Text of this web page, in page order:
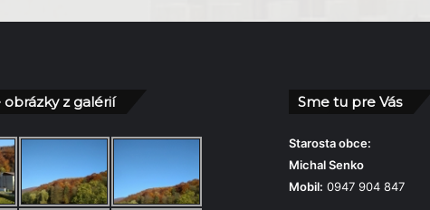
z galérií Sme tu pre Vás
Starosta obce:
Michal Senko
Mobil: 0947 904 847